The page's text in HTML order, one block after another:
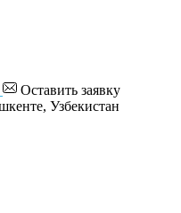
Оставить заявку